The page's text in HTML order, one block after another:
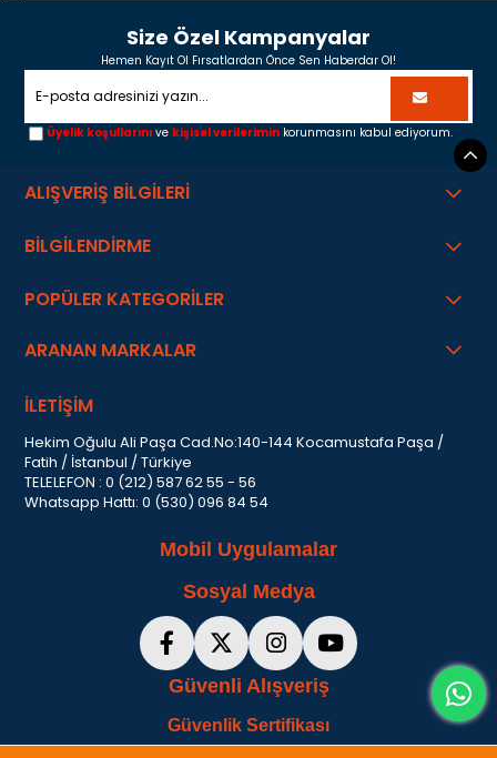
Size Özel Kampanyalar
Hemen Kayıt Ol Fırsatlardan Önce Sen Haberdar Ol!
Üyelik koşullarını ve kişisel verilerimin korunmasını kabul ediyorum.
ALIŞVERİŞ BİLGİLERİ
BİLGİLENDİRME
POPÜLER KATEGORİLER
ARANAN MARKALAR
İLETİŞİM
Hekim Oğulu Ali Paşa Cad.No:140-144 Kocamustafa Paşa /
Fatih / İstanbul / Türkiye
TELELEFON : 0 (212) 587 62 55 - 56
Whatsapp Hattı: 0 (530) 096 84 54
Mobil Uygulamalar
Sosyal Medya
Güvenli Alışveriş
Güvenlik Sertifikası